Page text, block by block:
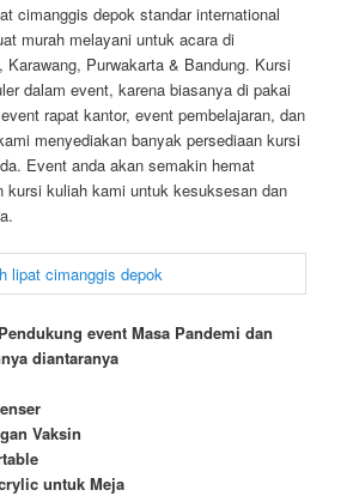
cimanggis depok standar international
murah melayani untuk acara di
Karawang, Purwakarta & Bandung. Kursi
dalam event, karena biasanya di pakai
rapat kantor, event pembelajaran, dan
menyediakan banyak persediaan kursi
Event anda akan semakin hemat
kursi kuliah kami untuk kesuksesan dan
event Masa Pandemi dan
diantaranya
Vaksin
untuk Meja